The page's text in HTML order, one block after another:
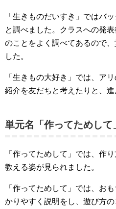
「生きものだいすき」ではバ
と調べました。クラスへの発
のことをよく調べてあるので
した。
「生きもの大好き」では、ア
紹介を友だちと考えたりと、進
単元名「作ってためして
「作ってためして」では、作
教える姿が見られました。
「作ってためして」では、お
かりやすく説明をし、遊び方